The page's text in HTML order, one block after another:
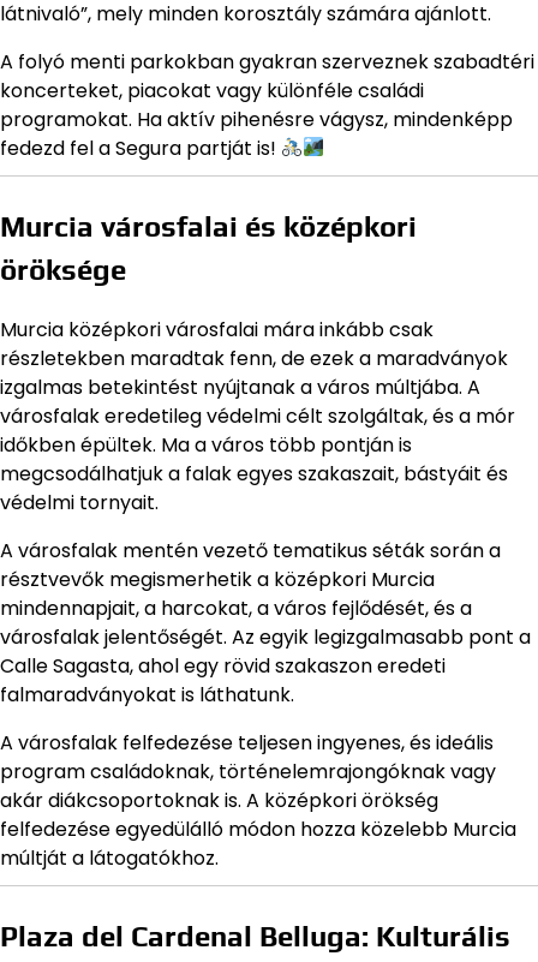
látnivaló”, mely minden korosztály számára ajánlott.
A folyó menti parkokban gyakran szerveznek szabadtéri
koncerteket, piacokat vagy különféle családi
programokat. Ha aktív pihenésre vágysz, mindenképp
fedezd fel a Segura partját is!
Murcia városfalai és középkori
öröksége
Murcia középkori városfalai mára inkább csak
részletekben maradtak fenn, de ezek a maradványok
izgalmas betekintést nyújtanak a város múltjába. A
városfalak eredetileg védelmi célt szolgáltak, és a mór
időkben épültek. Ma a város több pontján is
megcsodálhatjuk a falak egyes szakaszait, bástyáit és
védelmi tornyait.
A városfalak mentén vezető tematikus séták során a
résztvevők megismerhetik a középkori Murcia
mindennapjait, a harcokat, a város fejlődését, és a
városfalak jelentőségét. Az egyik legizgalmasabb pont a
Calle Sagasta, ahol egy rövid szakaszon eredeti
falmaradványokat is láthatunk.
A városfalak felfedezése teljesen ingyenes, és ideális
program családoknak, történelemrajongóknak vagy
akár diákcsoportoknak is. A középkori örökség
felfedezése egyedülálló módon hozza közelebb Murcia
múltját a látogatókhoz.
Plaza del Cardenal Belluga: Kulturális